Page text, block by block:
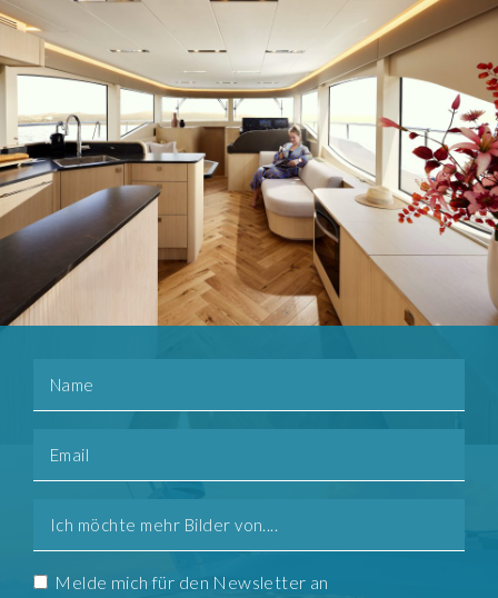
bilder
Consent
Melde mich für den Newsletter an